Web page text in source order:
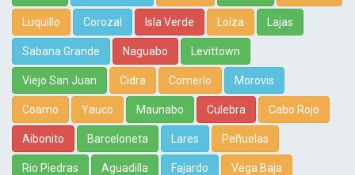
Luquillo Corozal Isla Verde Loíza Lajas
Sabana Grande Naguabo Levittown
Viejo San Juan Cidra Comerío Morovis
Coamo Yauco Maunabo Culebra Cabo Rojo
Aibonito Barceloneta Lares Peñuelas
Rio Piedras Aguadilla Fajardo Vega Baja